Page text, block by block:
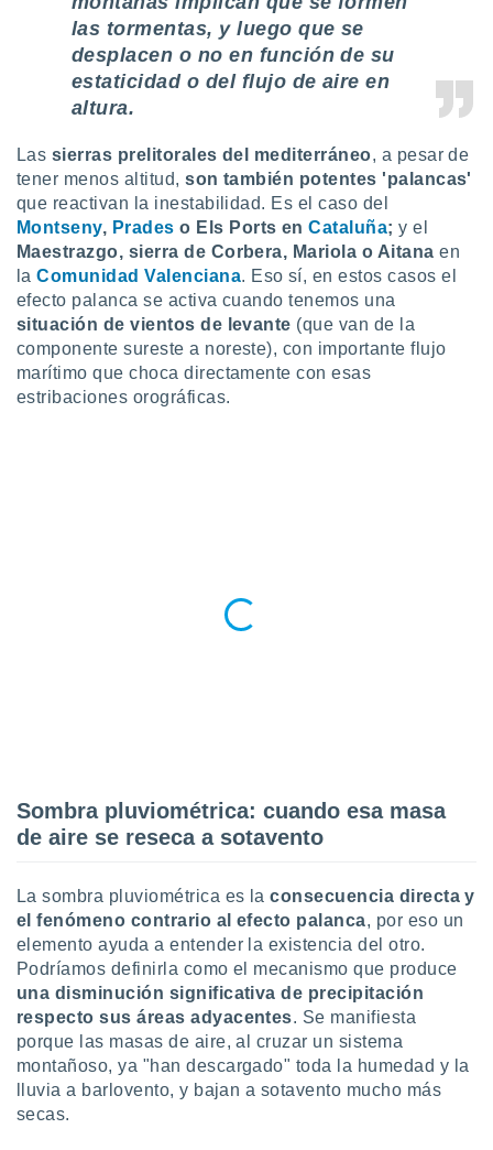
crear un
uso de
la
contenido
medir el
de la
el
del
de
o a través
de
de
1199
las tormentas, y luego que se
desplacen o no en función de su
estaticidad o del flujo de aire en
altura.
Las sierras prelitorales del mediterráneo, a pesar de
tener menos altitud,son también potentes 'palancas'
que reactivan la inestabilidad. Es el caso del
Montseny, Prades o Els Ports enCataluña; y el
Maestrazgo, sierra de Corbera, Mariola o Aitanaen
la Comunidad Valenciana. Eso sí, en estos casos el
efecto palanca se activa cuando tenemos una
situación de vientos de levante (que van de la
componente sureste a noreste), con importante flujo
marítimo que choca directamente con esas
estribaciones orográficas.
Sombra pluviométrica: cuando esa masa
de aire se reseca a sotavento
La sombra pluviométrica es laconsecuencia directa y
el fenómeno contrario al efecto palanca, por eso un
elemento ayuda a entender la existencia del otro.
Podríamos definirla como el mecanismo que produce
una disminución significativa de precipitación
respecto sus áreas adyacentes. Se manifiesta
porque las masas de aire, al cruzar un sistema
montañoso, ya "han descargado" toda la humedad y la
lluvia a barlovento, y bajan a sotavento mucho más
secas.